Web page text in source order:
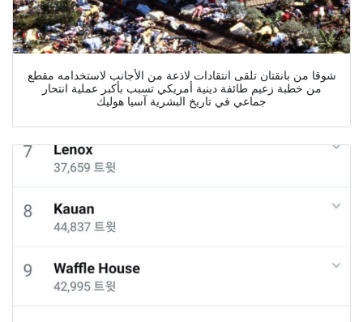
شوقا من بانقتان تلقى انتقادات لاذعة من الأجانب لاستخدامه مقطع
من خطبة زعيم طائفة دينية أمريكي تسبب بأكبر عملية انتحار
جماعي في تاريخ البشرية آسيا هوليك